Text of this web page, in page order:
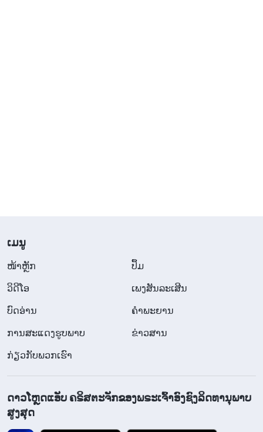
​ເມ​ນູ
​ໜ້າຫຼັກ
ປຶ້ມ
ວິ​ດີ​ໂອ
ເພງສັນລະເສີນ
ບົດອ່ານ
ຄຳພະຍານ
ການສະແດງຮູບພາບ
ຂ່າວສານ
ກ່ຽວກັບພວກເຮົາ
ດາວໂຫຼດແອັບ ຄຣິສຕະຈັກຂອງພຣະເຈົ້າອົງຊົງລິດທານຸພາບ
ສູງສຸດ